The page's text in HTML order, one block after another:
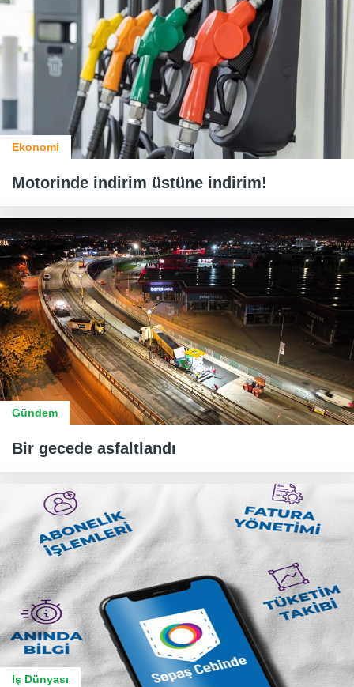
Ekonomi
Motorinde indirim üstüne indirim!
Gündem
Bir gecede asfaltlandı
İş Dünyası